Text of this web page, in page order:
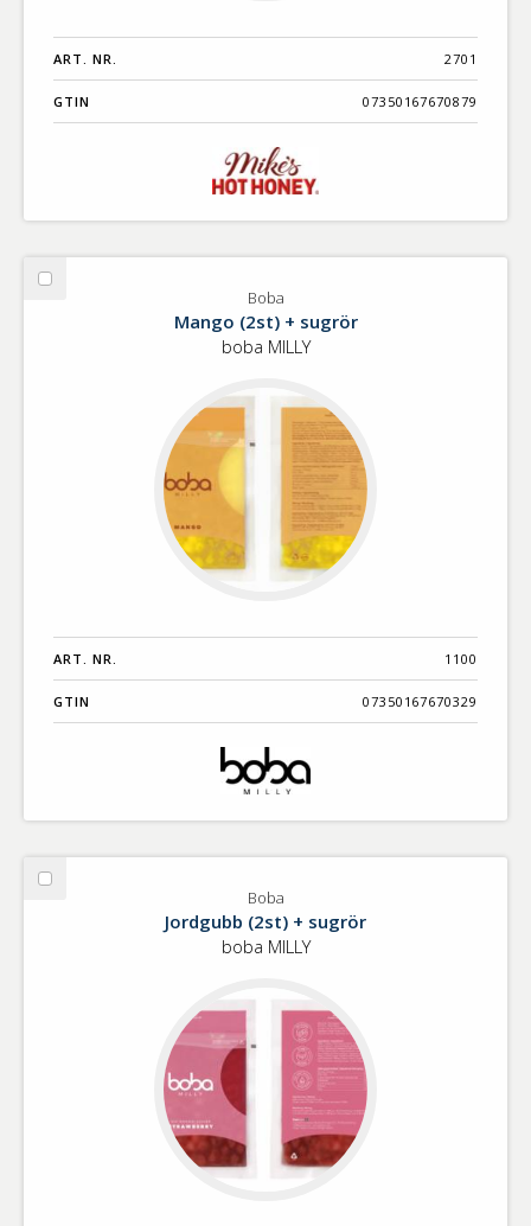
ART. NR. 2701
GTIN 07350167670879
Välj
Boba
Mango (2st) + sugrör
boba MILLY
ART. NR. 1100
GTIN 07350167670329
Välj
Boba
Jordgubb (2st) + sugrör
boba MILLY